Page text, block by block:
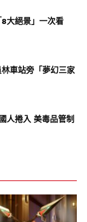
8大絕景」一次看
車站旁「夢幻三家
人捲入 美毒品管制